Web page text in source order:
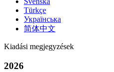
Türkçe
Українська
简体中文
Kiadási megjegyzések
2026